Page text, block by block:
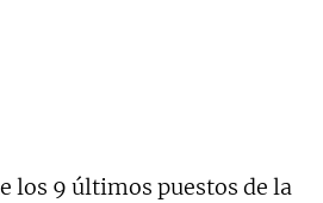
los 9 últimos puestos de la